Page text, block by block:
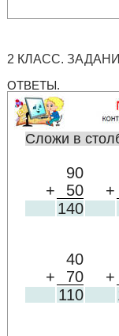
2 КЛАСС.
ОТВЕТЫ.
Сложи в
90
+
50 +
140
40
+
70 +
110